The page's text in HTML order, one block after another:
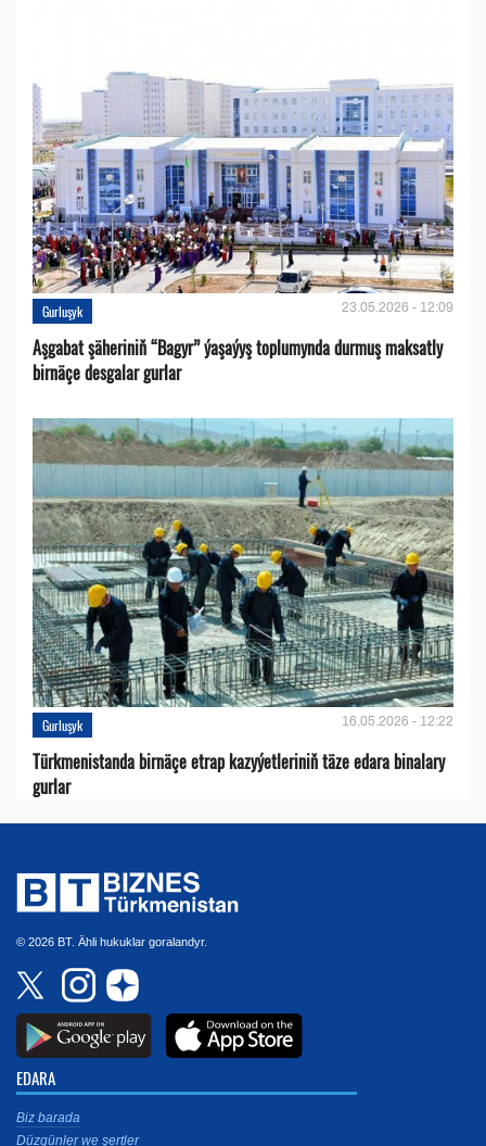
Gurluşyk 23.05.2026 - 12:09
Aşgabat şäheriniň “Bagyr” ýaşaýyş toplumynda durmuş maksatly
birnäçe desgalar gurlar
Gurluşyk 16.05.2026 - 12:22
Türkmenistanda birnäçe etrap kazyýetleriniň täze edara binalary
gurlar
© 2026 BT. Ähli hukuklar goralandyr.
EDARA
Biz barada
Düzgünler we şertler